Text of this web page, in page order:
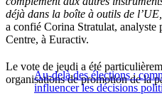
déjà dans la boîte à outils de
a confié Corina Stratulat,
Centre, à Euractiv.
Au-delà des élections :
influencer les décisions
Le vote de jeudi a été
organisations de promotion de la